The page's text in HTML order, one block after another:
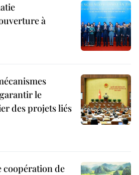
à
le
des projets liés
coopération de